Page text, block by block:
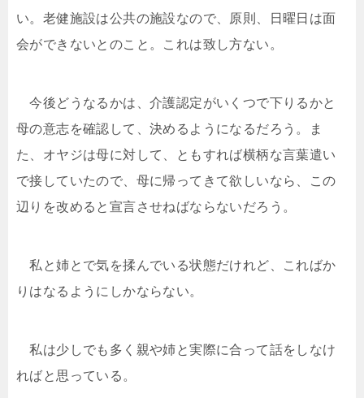
い。老健施設は公共の施設なので、原則、日曜日は面
会ができないとのこと。これは致し方ない。
今後どうなるかは、介護認定がいくつで下りるかと
母の意志を確認して、決めるようになるだろう。ま
た、オヤジは母に対して、ともすれば横柄な言葉遣い
で接していたので、母に帰ってきて欲しいなら、この
辺りを改めると宣言させねばならないだろう。
私と姉とで気を揉んでいる状態だけれど、こればか
りはなるようにしかならない。
私は少しでも多く親や姉と実際に合って話をしなけ
ればと思っている。